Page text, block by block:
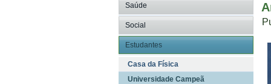
Saúde
Social
Estudantes
Casa da Física
Universidade Campeã